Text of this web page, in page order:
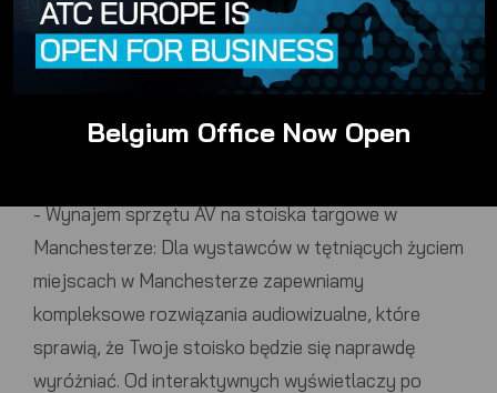
Manchesterze:Niezależnie od tego, czy jest to
koncert, festiwal czy zgromadzenie publiczne,
posiadamy wiedzę i sprzęt do zarządzania
żywo, zapewniając płynne i angażujące wrażenia dla
-Wynajem sprzętu AV na stoiska targowe w
Manchesterze: Dla wystawców w tętniących życiem
miejscach w Manchesterze zapewniamy
kompleksowe rozwiązania audiowizualne, które
sprawią, że Twoje stoisko będzie się naprawdę
wyróżniać. Od interaktywnych wyświetlaczy po
Belgium Office Now Open